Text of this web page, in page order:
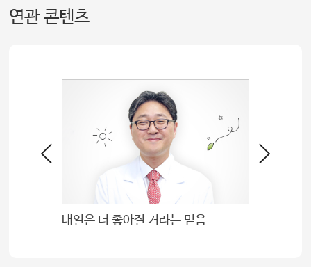
연관 콘텐츠
내일은 더 좋아질 거라는 믿음